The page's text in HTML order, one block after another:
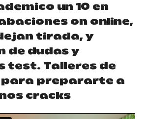
un 10 en
on online,
tirada, y
de dudas y
test. Talleres de
prepararte a
cracks